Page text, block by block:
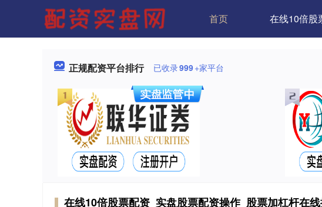
首页 在线10倍股
正规配资平台排行 已收录999+家平台
在线10倍股票配资_实盘股票配资操作_股票加杠杆在